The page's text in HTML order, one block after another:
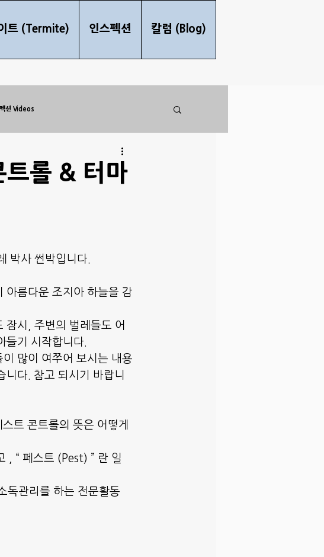
트 (Termite) 인스펙션 칼럼 (Blog)
션 Videos
트롤 & 터마
박사 썬박입니다.
아름다운 조지아 하늘을 감
잠시, 주변의 벌레들도 어
들기 시작합니다.
많이 여쭈어 보시는 내용
니다. 참고 되시기 바랍니
트 콘트롤의 뜻은 어떻게
, “ 페스트 (Pest) ” 란 일
독관리를 하는 전문활동